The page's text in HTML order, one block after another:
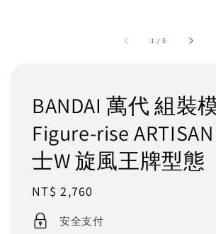
1 /5
BANDAI 萬代 組裝
Figure-rise
士W 旋風王牌型態
Regular
price
NT$ 2,760
安全支付